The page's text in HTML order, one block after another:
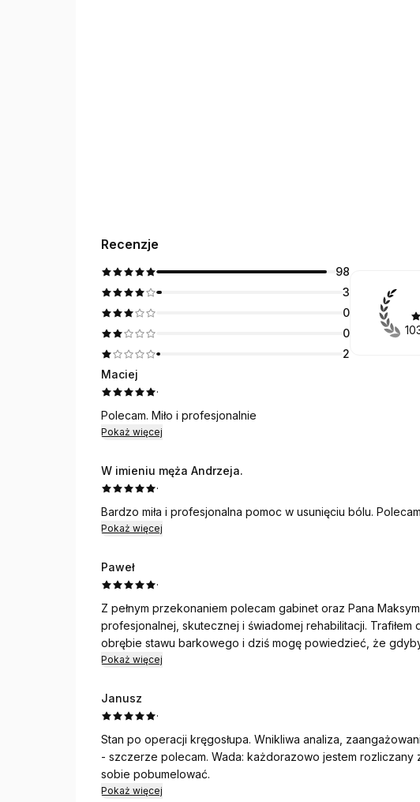
Recenzje
98
3
0
0
2
Maciej
·
Polecam. Miło i profesjonalnie
Pokaż więcej
W imieniu męża Andrzeja.
·
Bardzo miła i profesjonalna pomoc w usunięciu bólu.
Pokaż więcej
Paweł
·
Z pełnym przekonaniem polecam gabinet oraz Pana
profesjonalnej, skutecznej i świadomej rehabilitacji.
obrębie stawu barkowego i dziś mogę powiedzieć, że
oraz szybkie i trafne działania, prawdopodobnie czekałyby
Pan Maksymilian to specjalista, który nie tylko rehabilituje,
wygląda plan rehabilitacji oraz w jaki sposób problem w
funkcjonowanie całego organizmu. Dzięki temu pacjent nie
uczestniczy w leczeniu i rozumie sens każdego etapu terapii.
Pokaż więcej
Janusz
·
Stan po operacji kręgosłupa. Wnikliwa analiza,
- szczerze polecam. Wada: każdorazowo jestem
sobie pobumelować.
Pokaż więcej